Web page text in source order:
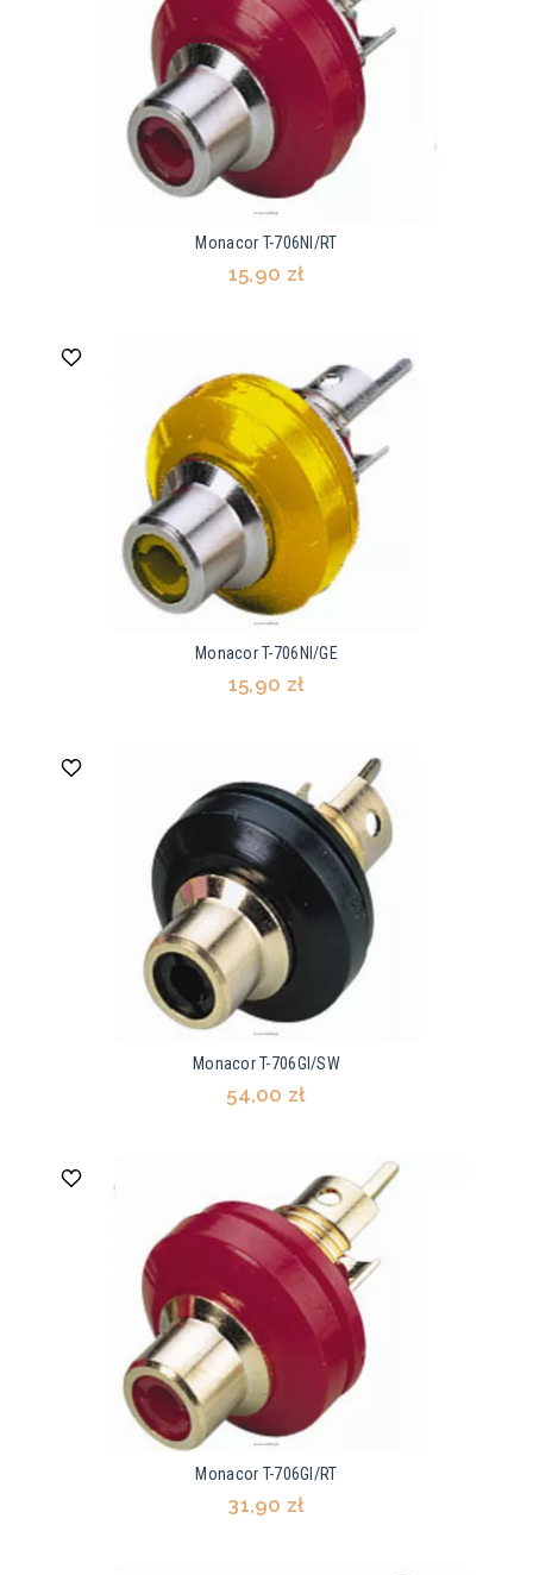
Monacor T-706NI/RT
15,90 zł
Monacor T-706NI/GE
15,90 zł
Monacor T-706GI/SW
54,00 zł
Monacor T-706GI/RT
31,90 zł